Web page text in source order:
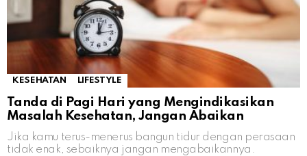
KESEHATAN LIFESTYLE
Tanda di Pagi Hari yang Mengindikasikan
Masalah Kesehatan, Jangan Abaikan
Jika kamu terus-menerus bangun tidur dengan perasaan
tidak enak, sebaiknya jangan mengabaikannya.